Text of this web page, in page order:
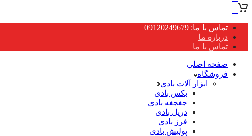
تماس با ما: 09120249679
درباره ما
تماس با ما
صفحه اصلی
فروشگاه
ابزار آلات بادی
بکس بادی
جغجغه بادی
دریل بادی
فرز بادی
پولیش بادی